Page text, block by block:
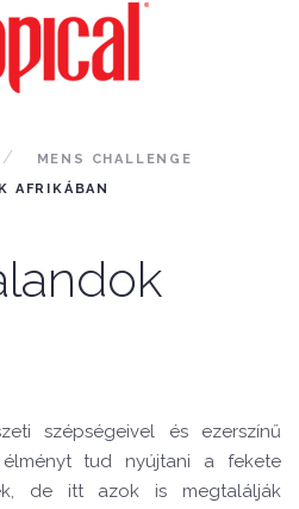
MENS CHALLENGE
AFRIKÁBAN
szépségeivel és ezerszínű
élményt tud nyújtani a fekete
de itt azok is megtalálják